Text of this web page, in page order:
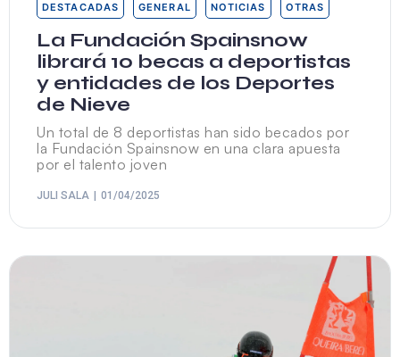
DESTACADAS GENERAL NOTICIAS OTRAS
La Fundación Spainsnow
librará 10 becas a deportistas
y entidades de los Deportes
de Nieve
Un total de 8 deportistas han sido becados por
la Fundación Spainsnow en una clara apuesta
por el talento joven
JULI SALA 01/04/2025